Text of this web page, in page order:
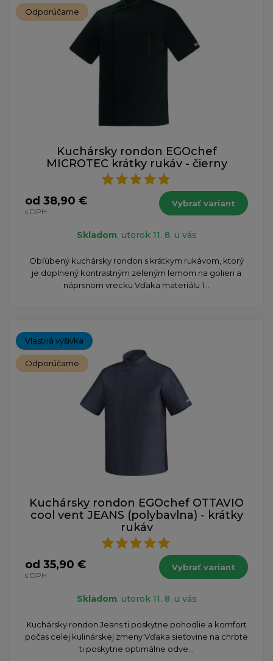
Odporúčame
Kuchársky rondon EGOchef
MICROTEC krátky rukáv - čierny
od 38,90 €
s DPH
Vybrať variant
Skladom, utorok 11. 8. u vás
​Obľúbený kuchársky rondon s krátkym rukávom, ktorý
je doplnený kontrastným zeleným lemom na golieri a
náprsnom vrecku Vďaka materiálu 1...
Vlastná výšivka
Odporúčame
Kuchársky rondon EGOchef OTTAVIO
cool vent JEANS (polybavlna) - krátky
rukáv
od 35,90 €
s DPH
Vybrať variant
Skladom, utorok 11. 8. u vás
Kuchársky rondon Jeans ti poskytne pohodlie a komfort
počas celej kulinárskej zmeny Vďaka sieťovine na chrbte
ti poskytne optimálne odve...